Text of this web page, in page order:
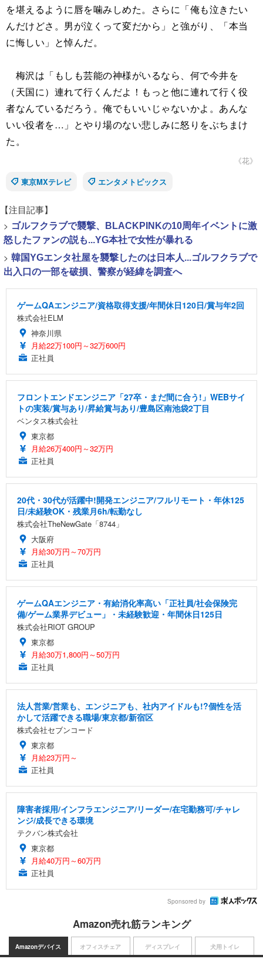
を堪えるように唇を噛みしめた。さらに「俺も泣きたい
んだけどさ。男が泣くって変だから」と強がり、「本当
に悔しい」と悼んだ。
梅沢は「もしも芸能の神様がいるなら、何で今井を
（天国に）連れて行くんだよ！もっと他に連れて行く役
者なんているだろう。俺でもいいじゃないかよ。あんな
いい役者を…」とやり場のない悲しみに怒りをぶちまけ
た。
《花》
東京MXテレビ
エンタメトピックス
【注目記事】
> ゴルフクラブで襲撃、BLACKPINKの10周年イベントに激
怒したファンの説も...YG本社で女性が暴れる
> 韓国YGエンタ社屋を襲撃したのは日本人...ゴルフクラブで
出入口の一部を破損、警察が経緯を調査へ
ゲームQAエンジニア/資格取得支援/年間休日120日/賞与年2回
株式会社ELM
神奈川県
月給22万100円～32万600円
正社員
フロントエンドエンジニア「27卒・まだ間に合う!」WEBサイ
トの実装/賞与あり/昇給賞与あり/豊島区南池袋2丁目
ベンタス株式会社
東京都
月給26万400円～32万円
正社員
20代・30代が活躍中!開発エンジニア/フルリモート・年休125
日/未経験OK・残業月6h/転勤なし
株式会社TheNewGate「8744」
大阪府
月給30万円～70万円
正社員
ゲームQAエンジニア・有給消化率高い「正社員/社会保険完
備/ゲーム業界デビュー」・未経験歓迎・年間休日125日
株式会社RIOT GROUP
東京都
月給30万1,800円～50万円
正社員
法人営業/営業も、エンジニアも、社内アイドルも!?個性を活
かして活躍できる職場/東京都/新宿区
株式会社セブンコード
東京都
月給23万円～
正社員
障害者採用/インフラエンジニア/リーダー/在宅勤務可/チャレ
ンジ/成長できる環境
テクバン株式会社
東京都
月給40万円～60万円
正社員
Sponsored by
Amazon売れ筋ランキング
Amazonデバイス オフィスチェア ディスプレイ 犬用トイレ